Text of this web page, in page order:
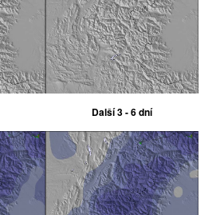
Další 3 - 6 dní